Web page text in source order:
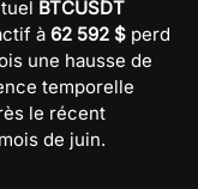
BTCUSDT
à 62 592 $ perd
une hausse de
temporelle
le récent
de juin.